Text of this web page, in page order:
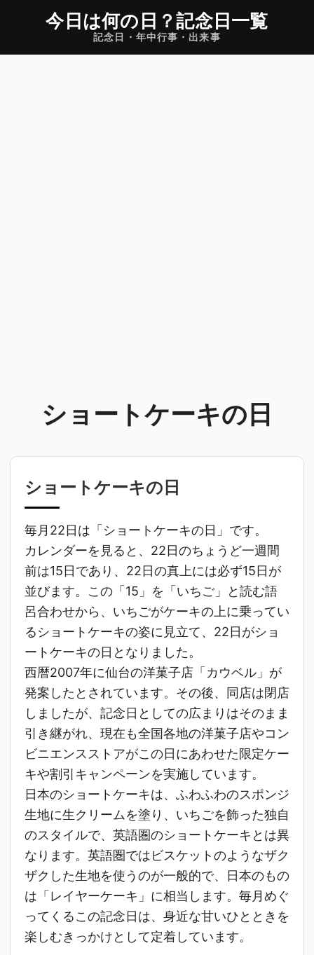
今日は何の日 ？記念日一覧
記念日・年中行事・出来事
ショートケーキの日
ショートケーキの日
毎月22日は「ショートケーキの日」です。
カレンダーを見ると、22日のちょうど一週間
前は15日であり、22日の真上には必ず15日が
並びます。この「15」を「いちご」と読む語
呂合わせから、いちごがケーキの上に乗ってい
るショートケーキの姿に見立て、22日がショ
ートケーキの日となりました。
西暦2007年に仙台の洋菓子店「カウベル」が
発案したとされています。その後、同店は閉店
しましたが、記念日としての広まりはそのまま
引き継がれ、現在も全国各地の洋菓子店やコン
ビニエンスストアがこの日にあわせた限定ケー
キや割引キャンペーンを実施しています。
日本のショートケーキは、ふわふわのスポンジ
生地に生クリームを塗り、いちごを飾った独自
のスタイルで、英語圏のショートケーキとは異
なります。英語圏ではビスケットのようなザク
ザクした生地を使うのが一般的で、日本のもの
は「レイヤーケーキ」に相当します。毎月めぐ
ってくるこの記念日は、身近な甘いひとときを
楽しむきっかけとして定着しています。